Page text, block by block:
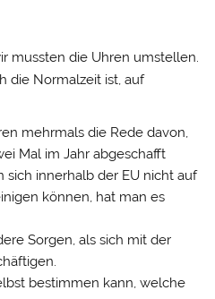
mussten die Uhren umstellen.
die Normalzeit ist, auf
mehrmals die Rede davon,
Mal im Jahr abgeschafft
sich innerhalb der EU nicht auf
können, hat man es
Sorgen, als sich mit der
bestimmen kann, welche